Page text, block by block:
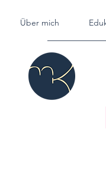
Über mich